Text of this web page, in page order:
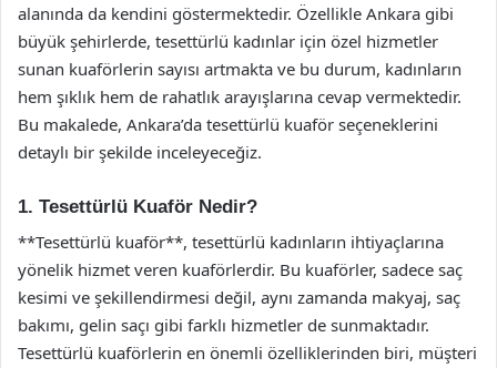
alanında da kendini göstermektedir. Özellikle Ankara gibi
büyük şehirlerde, tesettürlü kadınlar için özel hizmetler
sunan kuaförlerin sayısı artmakta ve bu durum, kadınların
hem şıklık hem de rahatlık arayışlarına cevap vermektedir.
Bu makalede, Ankara’da tesettürlü kuaför seçeneklerini
detaylı bir şekilde inceleyeceğiz.
1. Tesettürlü Kuaför Nedir?
**Tesettürlü kuaför**, tesettürlü kadınların ihtiyaçlarına
yönelik hizmet veren kuaförlerdir. Bu kuaförler, sadece saç
kesimi ve şekillendirmesi değil, aynı zamanda makyaj, saç
bakımı, gelin saçı gibi farklı hizmetler de sunmaktadır.
Tesettürlü kuaförlerin en önemli özelliklerinden biri, müşteri